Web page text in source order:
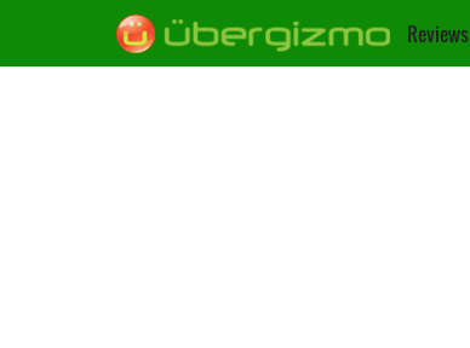
Reviews